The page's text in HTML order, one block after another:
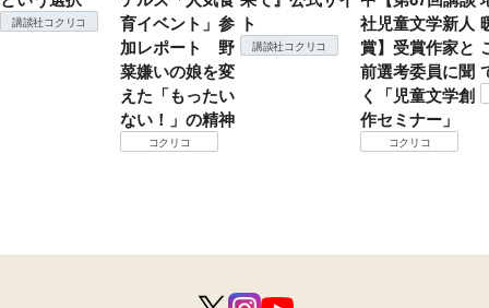
講談社コクリコ
育イベント」参
加レポート 野
菜嫌いの娘を変
えた「もったい
ない！」の精神
コクリコ
ト
講談社コクリコ
社児童文学新人
賞】受賞作家と
前選考委員に聞
く「児童文学創
作セミナー」
コクリコ